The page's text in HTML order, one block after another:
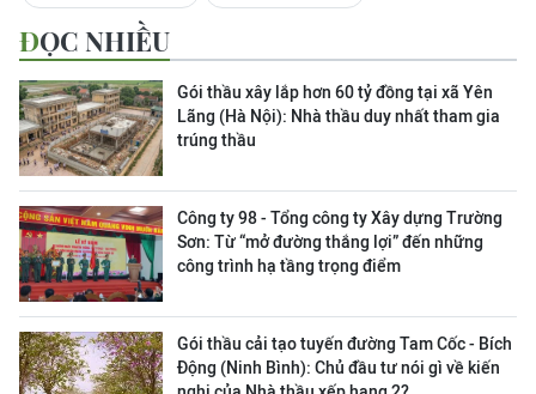
ĐỌC NHIỀU
Gói thầu xây lắp hơn 60 tỷ đồng tại xã Yên
Lãng (Hà Nội): Nhà thầu duy nhất tham gia
trúng thầu
Công ty 98 - Tổng công ty Xây dựng Trường
Sơn: Từ “mở đường thắng lợi” đến những
công trình hạ tầng trọng điểm
Gói thầu cải tạo tuyến đường Tam Cốc - Bích
Động (Ninh Bình): Chủ đầu tư nói gì về kiến